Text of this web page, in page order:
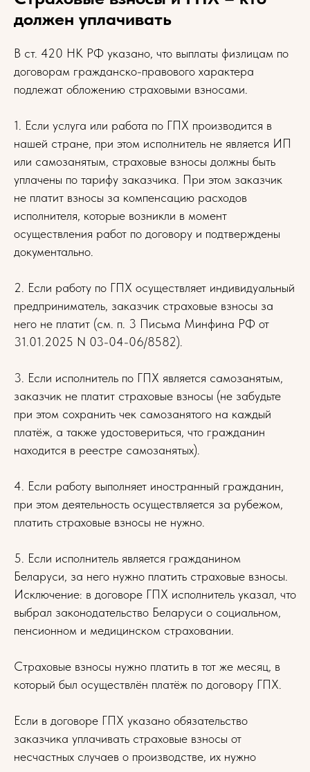
должен уплачивать
В ст. 420 НК РФ указано, что выплаты физлицам по
договорам гражданско-правового характера
подлежат обложению страховыми взносами.
1. Если услуга или работа по ГПХ производится в
нашей стране, при этом исполнитель не является ИП
или самозанятым, страховые взносы должны быть
уплачены по тарифу заказчика. При этом заказчик
не платит взносы за компенсацию расходов
исполнителя, которые возникли в момент
осуществления работ по договору и подтверждены
документально.
2. Если работу по ГПХ осуществляет индивидуальный
предприниматель, заказчик страховые взносы за
него не платит (см. п. 3 Письма Минфина РФ от
31.01.2025 N 03-04-06/8582).
3. Если исполнитель по ГПХ является самозанятым,
заказчик не платит страховые взносы (не забудьте
при этом сохранить чек самозанятого на каждый
платёж, а также удостовериться, что гражданин
находится в реестре самозанятых).
4. Если работу выполняет иностранный гражданин,
при этом деятельность осуществляется за рубежом,
платить страховые взносы не нужно.
5. Если исполнитель является гражданином
Беларуси, за него нужно платить страховые взносы.
Исключение: в договоре ГПХ исполнитель указал, что
выбрал законодательство Беларуси о социальном,
пенсионном и медицинском страховании.
Страховые взносы нужно платить в тот же месяц, в
который был осуществлён платёж по договору ГПХ.
Если в договоре ГПХ указано обязательство
заказчика уплачивать страховые взносы от
несчастных случаев о производстве, их нужно